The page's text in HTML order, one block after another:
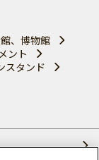
、博物館
ント
スタンド